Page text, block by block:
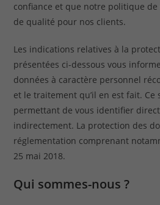
confiance et que notre politique de
de qualité pour nos clients.
Les indications relatives à la
présentées ci-dessous vous
données à caractère personnel
et le traitement qu’il en est fait.
permettant de vous identifier
indirectement. La protection des
réglementation comprenant
25 mai 2018.
Qui sommes-nous ?